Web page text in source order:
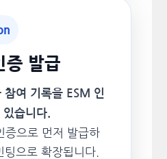
증 발급
참여 기록을 ESM 인
있습니다.
증으로 먼저 발급하
으로 확장됩니다.